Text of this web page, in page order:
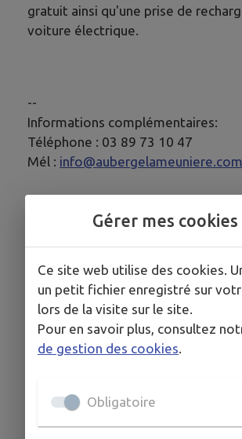
gratuit ainsi qu'une prise de
voiture électrique.
--
Informations complémentaires:
Téléphone : 03 89 73 10 47
Mél : info@aubergelameuniere.com
Président(e):
COORDONNÉES
30 rue Sainte-Anne, 68590
info@aubergelameuniere.com
03 89 73 10 47
Gérer mes cookies
Ce site web utilise des cookies.
un petit fichier enregistré sur
lors de la visite sur le site.
Pour en savoir plus, consultez
de gestion des cookies
Obligatoire